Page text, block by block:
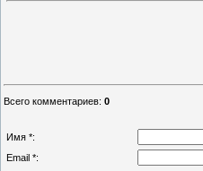
Всего комментариев: 0
Имя *:
Email *: